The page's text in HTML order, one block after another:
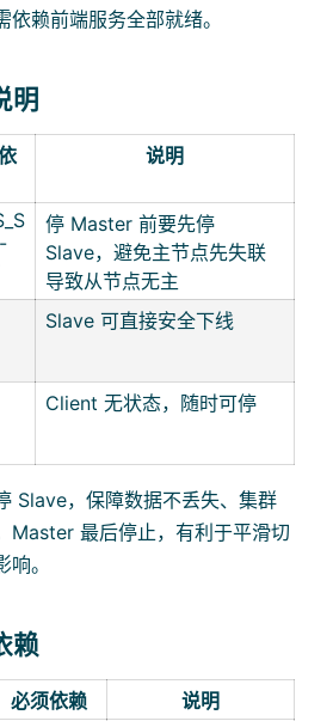
赖前端服务全部就绪。
明
说明
停 Master 前要先停
Slave，避免主节点先失联
导致从节点无主
Slave 可直接安全下线
Client 无状态，随时可停
Slave，保障数据不丢失、集群
Master 最后停止，有利于平滑切
。
赖
必须依赖
说明